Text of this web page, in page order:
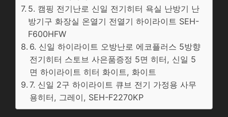
5. 캠핑 전기난로 신일 전기히터 욕실 난방기 난
방기구 화장실 온열기 전열기 하이라이트 SEH-
F600HFW
6. 신일 하이라이트 오방난로 에코플러스 5방향
전기히터 스토브 사은품증정 5면 히터, 신일 5
면 하이라이트 히터 화이트, 화이트
7. 신일 2구 하이라이트 큐브 전기 가정용 사무
용히터, 그레이, SEH-F2270KP